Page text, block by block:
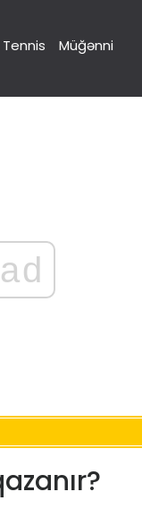
Tennis Müğənni
ad